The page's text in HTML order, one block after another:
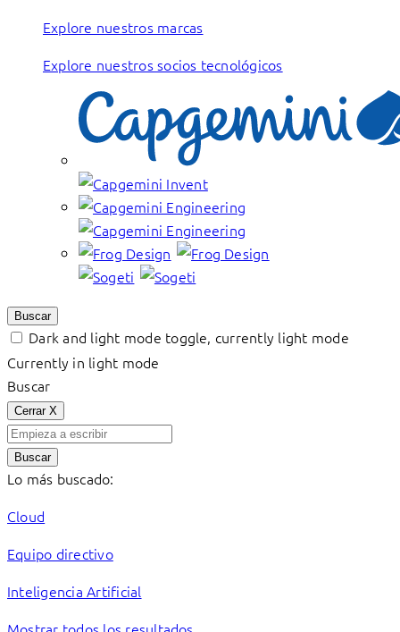
Explore nuestros marcas
Explore nuestros socios tecnológicos
Buscar
Dark and light mode toggle, currently light mode
Currently in light mode
Buscar
Cerrar X
Buscar
Lo más buscado:
Cloud
Equipo directivo
Inteligencia Artificial